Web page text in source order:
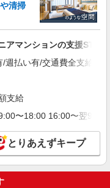
＜日払い有/週払い有/交
詳細を見る
経験から安定した業界
清掃
マンションの支援STAFF
払い有/交通費全支給(ガ
支給
〜18:00 16:00〜翌
とりあえずキープ